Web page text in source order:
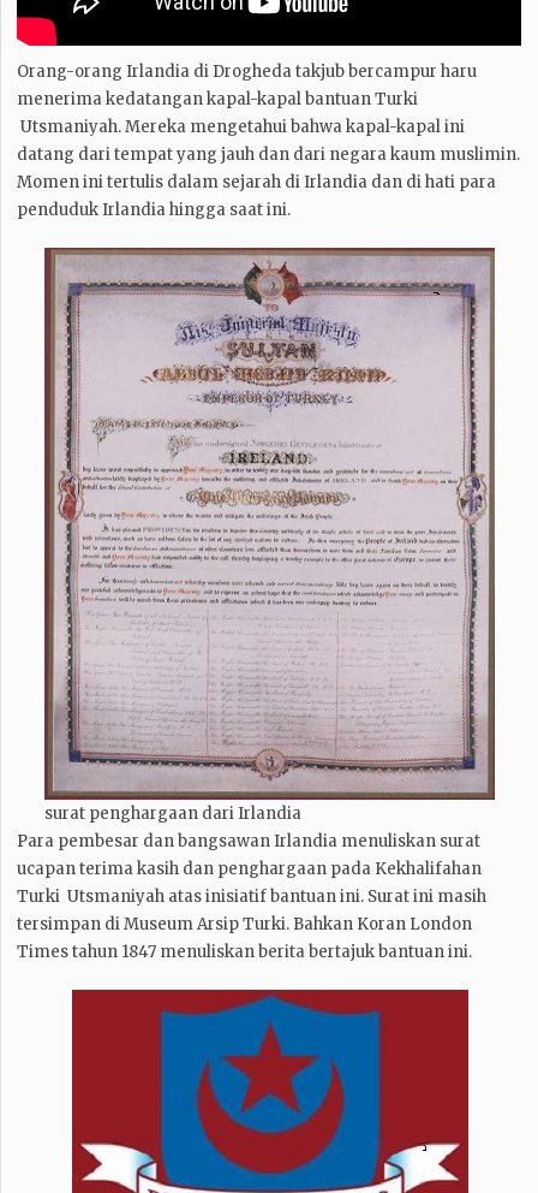
Orang-orang Irlandia di Drogheda takjub bercampur haru
menerima kedatangan kapal-kapal bantuan Turki
Utsmaniyah. Mereka mengetahui bahwa kapal-kapal ini
datang dari tempat yang jauh dan dari negara kaum muslimin.
Momen ini tertulis dalam sejarah di Irlandia dan di hati para
penduduk Irlandia hingga saat ini.
surat penghargaan dari Irlandia
Para pembesar dan bangsawan Irlandia menuliskan surat
ucapan terima kasih dan penghargaan pada Kekhalifahan
Turki Utsmaniyah atas inisiatif bantuan ini. Surat ini masih
tersimpan di Museum Arsip Turki. Bahkan Koran London
Times tahun 1847 menuliskan berita bertajuk bantuan ini.